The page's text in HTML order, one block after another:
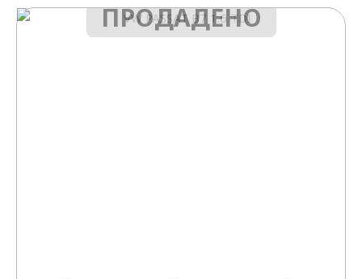
ПРОДАДЕНО